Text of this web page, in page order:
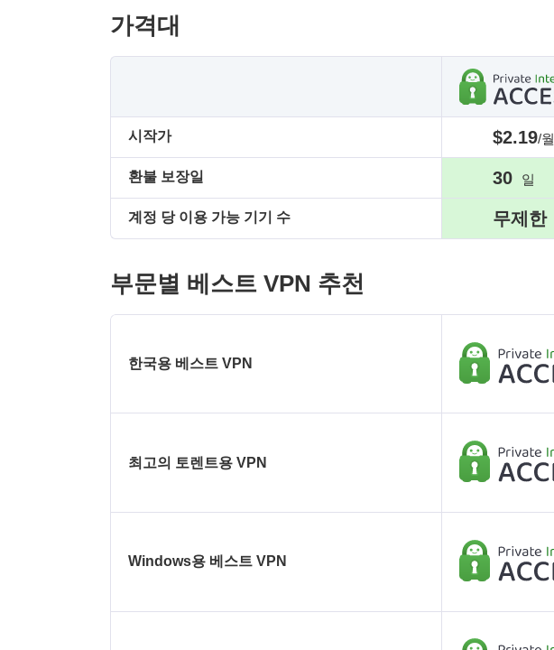
가격대
시작가
환불 보장일
계정 당 이용 가능 기기 수
$2.19/월
30 일
무제한
부문별 베스트 VPN 추천
한국용 베스트 VPN
최고의 토렌트용 VPN
Windows용 베스트 VPN